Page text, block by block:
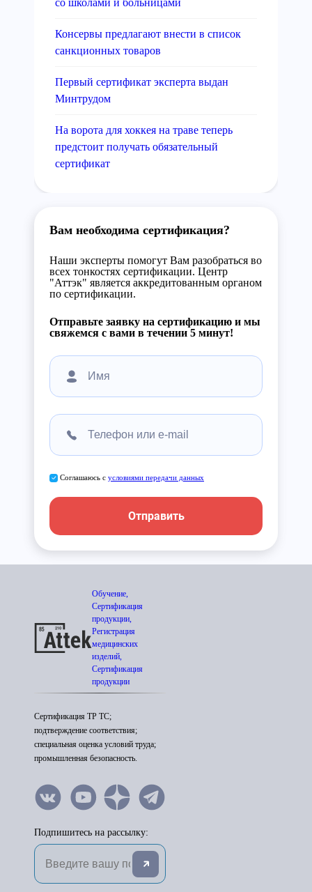
со школами и больницами
Консервы предлагают внести в список
санкционных товаров
Первый сертификат эксперта выдан
Минтрудом
На ворота для хоккея на траве теперь
предстоит получать обязательный
сертификат
Вам необходима сертификация?
Наши эксперты помогут Вам разобраться во
всех тонкостях сертификации. Центр
"Аттэк" является аккредитованным органом
по сертификации.
Отправьте заявку на сертификацию и мы
свяжемся с вами в течении 5 минут!
Соглашаюсь с условиями передачи данных
Отправить
Обучение,
Сертификация
продукции,
Регистрация
медицинских
изделий,
Сертификация
продукции
Сертификация ТР ТС;
подтверждение соответствия;
специальная оценка условий труда;
промышленная безопасность.
Подпишитесь на рассылку: